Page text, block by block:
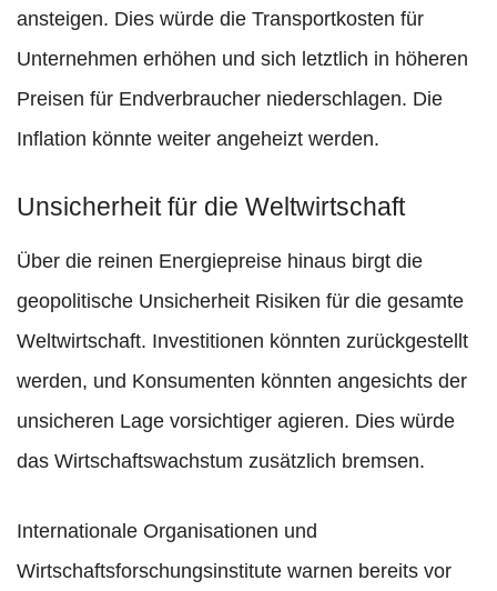
ansteigen. Dies würde die Transportkosten für
Unternehmen erhöhen und sich letztlich in höheren
Preisen für Endverbraucher niederschlagen. Die
Inflation könnte weiter angeheizt werden.
Unsicherheit für die Weltwirtschaft
Über die reinen Energiepreise hinaus birgt die
geopolitische Unsicherheit Risiken für die gesamte
Weltwirtschaft. Investitionen könnten zurückgestellt
werden, und Konsumenten könnten angesichts der
unsicheren Lage vorsichtiger agieren. Dies würde
das Wirtschaftswachstum zusätzlich bremsen.
Internationale Organisationen und
Wirtschaftsforschungsinstitute warnen bereits vor